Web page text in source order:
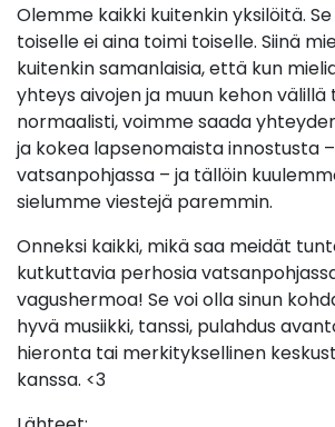
Olemme kaikki kuitenkin yksilöitä.
toiselle ei aina toimi toiselle. Siinä
kuitenkin samanlaisia, että kun
yhteys aivojen ja muun kehon välillä
normaalisti, voimme saada
ja kokea lapsenomaista innostusta
vatsanpohjassa – ja tällöin
sielumme viestejä paremmin.
Onneksi kaikki, mikä saa meidät
kutkuttavia perhosia
vagushermoa! Se voi olla sinun
hyvä musiikki, tanssi, pulahdus
hieronta tai merkityksellinen
kanssa. <3